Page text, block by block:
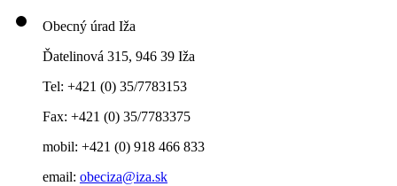
Obecný úrad Iža
Ďatelinová 315, 946 39 Iža
Tel: +421 (0) 35/7783153
Fax: +421 (0) 35/7783375
mobil: +421 (0) 918 466 833
email: obeciza@iza.sk